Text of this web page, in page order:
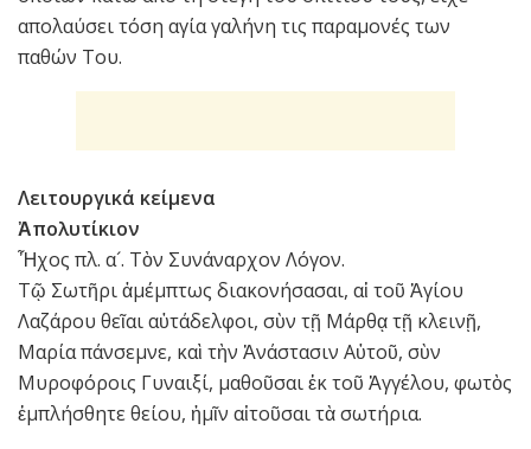
απολαύσει τόση αγία γαλήνη τις παραμονές των
παθών Του.
Λειτουργικά κείμενα
Ἀπολυτίκιον
Ἦχος πλ. α´. Τὸν Συνάναρχον Λόγον.
Τῷ Σωτῆρι ἀμέμπτως διακονήσασαι, αἱ τοῦ Ἁγίου
Λαζάρου θεῖαι αὐτάδελφοι, σὺν τῇ Μάρθᾳ τῇ κλεινῇ,
Μαρία πάνσεμνε, καὶ τὴν Ἀνάστασιν Αὐτοῦ, σὺν
Μυροφόροις Γυναιξί, μαθοῦσαι ἐκ τοῦ Ἀγγέλου, φωτὸς
ἐμπλήσθητε θείου, ἡμῖν αἰτοῦσαι τὰ σωτήρια.